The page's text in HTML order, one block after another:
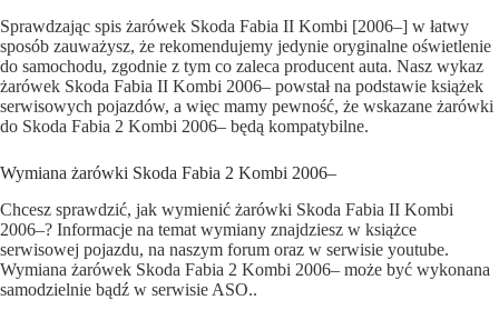
Sprawdzając spis żarówek Skoda Fabia II Kombi [2006–] w łatwy
sposób zauważysz, że rekomendujemy jedynie oryginalne oświetlenie
do samochodu, zgodnie z tym co zaleca producent auta. Nasz wykaz
żarówek Skoda Fabia II Kombi 2006– powstał na podstawie książek
serwisowych pojazdów, a więc mamy pewność, że wskazane żarówki
do Skoda Fabia 2 Kombi 2006– będą kompatybilne.
Wymiana żarówki Skoda Fabia 2 Kombi 2006–
Chcesz sprawdzić, jak wymienić żarówki Skoda Fabia II Kombi
2006–? Informacje na temat wymiany znajdziesz w książce
serwisowej pojazdu, na naszym forum oraz w serwisie youtube.
Wymiana żarówek Skoda Fabia 2 Kombi 2006– może być wykonana
samodzielnie bądź w serwisie ASO..